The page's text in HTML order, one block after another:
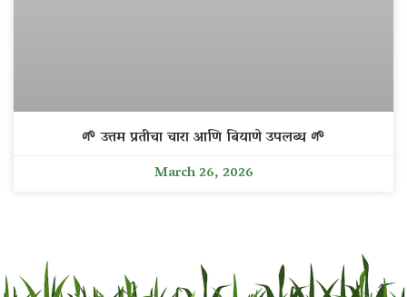
🌱 उत्तम प्रतीचा चारा आणि बियाणे उपलब्ध 🌱
March 26, 2026